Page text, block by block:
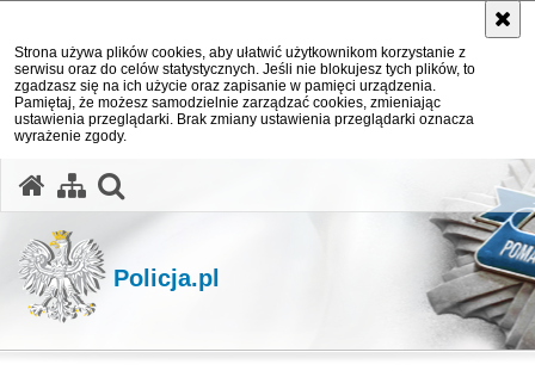
Strona używa plików cookies, aby ułatwić użytkownikom korzystanie z
serwisu oraz do celów statystycznych. Jeśli nie blokujesz tych plików, to
zgadzasz się na ich użycie oraz zapisanie w pamięci urządzenia.
Pamiętaj, że możesz samodzielnie zarządzać cookies, zmieniając
ustawienia przeglądarki. Brak zmiany ustawienia przeglądarki oznacza
wyrażenie zgody.
Policja.pl